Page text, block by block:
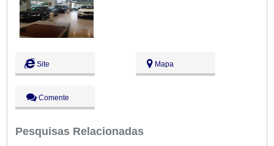
Site Mapa
Comente
Pesquisas Relacionadas